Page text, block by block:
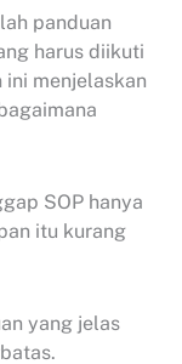
panduan
harus diikuti
ini menjelaskan
SOP hanya
itu kurang
yang jelas